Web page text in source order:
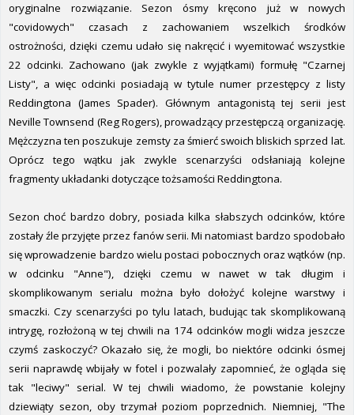
oryginalne rozwiązanie. Sezon ósmy kręcono już w nowych
"covidowych" czasach z zachowaniem wszelkich środków
ostrożności, dzięki czemu udało się nakręcić i wyemitować wszystkie
22 odcinki. Zachowano (jak zwykle z wyjątkami) formułę "Czarnej
Listy", a więc odcinki posiadają w tytule numer przestępcy z listy
Reddingtona (James Spader). Głównym antagonistą tej serii jest
Neville Townsend (Reg Rogers), prowadzący przestępczą organizację.
Mężczyzna ten poszukuje zemsty za śmierć swoich bliskich sprzed lat.
Oprócz tego wątku jak zwykle scenarzyści odsłaniają kolejne
fragmenty układanki dotyczące tożsamości Reddingtona.
Sezon choć bardzo dobry, posiada kilka słabszych odcinków, które
zostały źle przyjęte przez fanów serii. Mi natomiast bardzo spodobało
się wprowadzenie bardzo wielu postaci pobocznych oraz wątków (np.
w odcinku "Anne"), dzięki czemu w nawet w tak długim i
skomplikowanym serialu można było dołożyć kolejne warstwy i
smaczki. Czy scenarzyści po tylu latach, budując tak skomplikowaną
intrygę, rozłożoną w tej chwili na 174 odcinków mogli widza jeszcze
czymś zaskoczyć? Okazało się, że mogli, bo niektóre odcinki ósmej
serii naprawdę wbijały w fotel i pozwalały zapomnieć, że ogląda się
tak "leciwy" serial. W tej chwili wiadomo, że powstanie kolejny
dziewiąty sezon, oby trzymał poziom poprzednich. Niemniej, "The